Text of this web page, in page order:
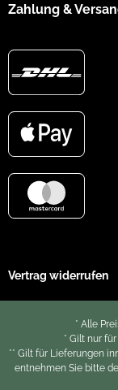
Zahlung &
Vertrag widerrufen
* Alle
* Gilt nur
** Gilt für Lieferungen
entnehmen Sie bitte